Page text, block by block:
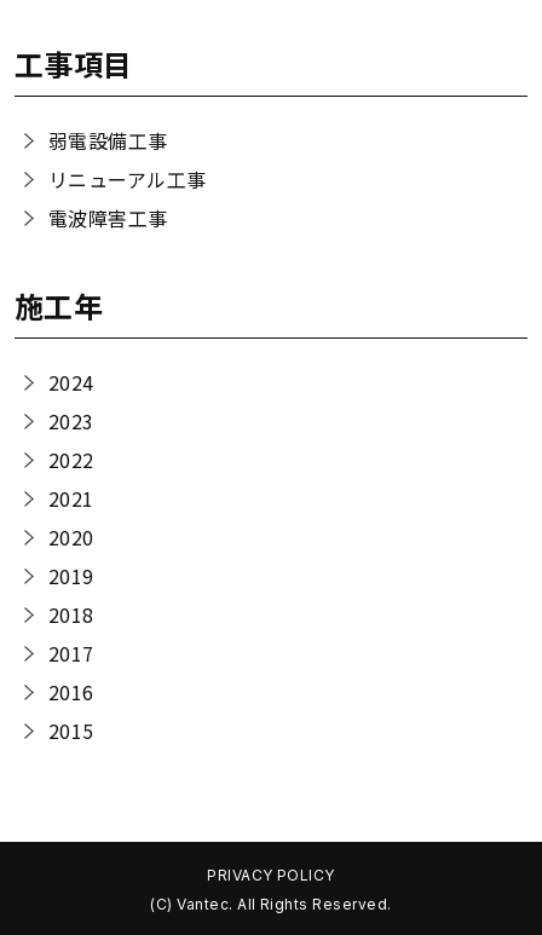
工事項目
弱電設備工事
リニューアル工事
電波障害工事
施工年
2024
2023
2022
2021
2020
2019
2018
2017
2016
2015
PRIVACY POLICY
(C) Vantec. All Rights Reserved.